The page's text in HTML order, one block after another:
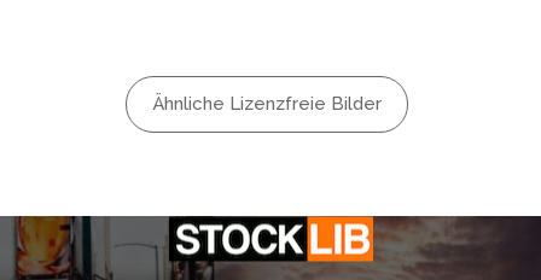
Ähnliche Lizenzfreie Bilder